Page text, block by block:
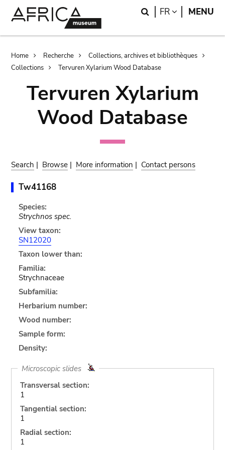
Search
FR LANGUAGE
MENU
Breadcrumb
Home Recherche
Collections, archives et bibliothèques
Collections
Tervuren Xylarium Wood Database
Tervuren Xylarium
Wood Database
Search | Browse | More information | Contact persons
Tw41168
Species:
Strychnos spec.
View taxon:
SN12020
Taxon lower than:
Familia:
Strychnaceae
Subfamilia:
Herbarium number:
Wood number:
Sample form:
Density:
Microscopic slides
Transversal section:
1
Tangential section:
1
Radial section:
1